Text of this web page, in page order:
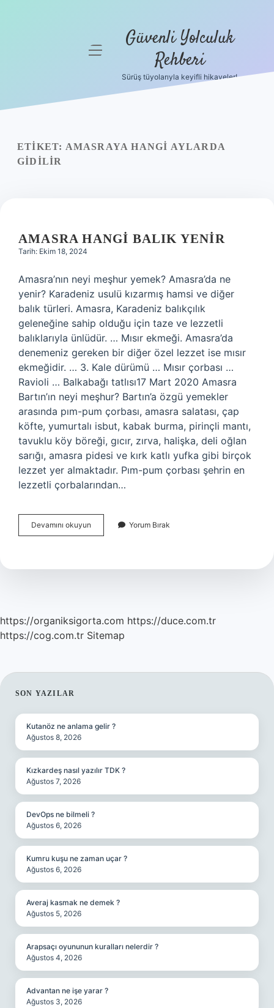
Yasal Uyarı
menüyü Güvenli Yolculuk
Rehberi
Sürüş tüyolarıyla keyifli hikayeler!
ETIKET: AMASRAYA HANGI AYLARDA
GIDILIR
AMASRA HANGI BALIK YENIR
Tarih: Ekim 18, 2024
Amasra’nın neyi meşhur yemek? Amasra’da ne
yenir? Karadeniz usulü kızarmış hamsi ve diğer
balık türleri. Amasra, Karadeniz balıkçılık
geleneğine sahip olduğu için taze ve lezzetli
balıklarıyla ünlüdür. … Mısır ekmeği. Amasra’da
denemeniz gereken bir diğer özel lezzet ise mısır
ekmeğidir. … 3. Kale dürümü … Mısır çorbası …
Ravioli … Balkabağı tatlısı17 Mart 2020 Amasra
Bartın’ın neyi meşhur? Bartın’a özgü yemekler
arasında pım-pum çorbası, amasra salatası, çap
köfte, yumurtalı isbut, kabak burma, pirinçli mantı,
tavuklu köy böreği, gıcır, zırva, halişka, deli oğlan
sarığı, amasra pidesi ve kırk katlı yufka gibi birçok
lezzet yer almaktadır. Pım-pum çorbası şehrin en
lezzetli çorbalarından…
Devamını okuyun
Hangi
Yorum Bırak
https://organiksigorta.com https://duce.com.tr
https://cog.com.tr Sitemap
SIDEBAR
SON YAZILAR
Kutanöz ne anlama gelir ?
Ağustos 8, 2026
Kızkardeş nasıl yazılır TDK ?
Ağustos 7, 2026
DevOps ne bilmeli ?
Ağustos 6, 2026
Kumru kuşu ne zaman uçar ?
Ağustos 6, 2026
Averaj kasmak ne demek ?
Ağustos 5, 2026
Arapsaçı oyununun kuralları nelerdir ?
Ağustos 4, 2026
Advantan ne işe yarar ?
Ağustos 3, 2026